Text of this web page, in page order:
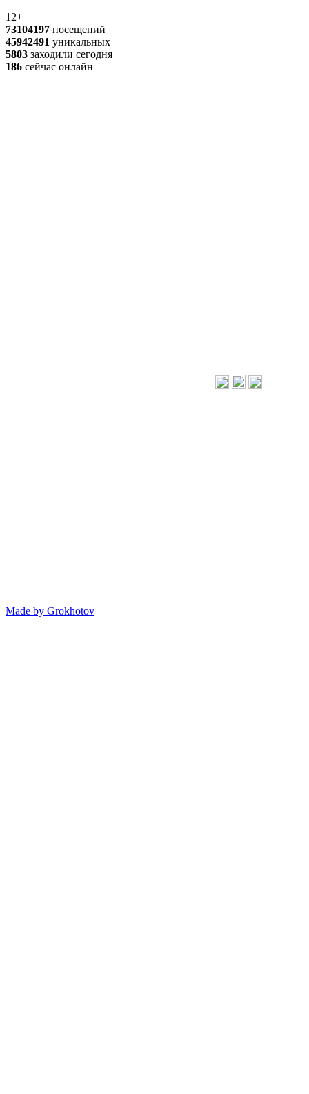
12+
73104197 посещений
45942491 уникальных
5803 заходили сегодня
186 сейчас онлайн
Made by Grokhotov